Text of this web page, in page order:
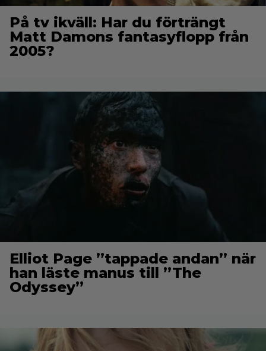
På tv ikväll: Har du förträngt
Matt Damons fantasyflopp från
2005?
Elliot Page ”tappade andan” när
han läste manus till ”The
Odyssey”